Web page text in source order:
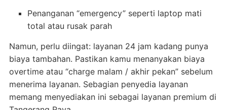
Penanganan “emergency” seperti laptop mati
total atau rusak parah
Namun, perlu diingat: layanan 24 jam kadang punya
biaya tambahan. Pastikan kamu menanyakan biaya
overtime atau “charge malam / akhir pekan” sebelum
menerima layanan. Sebagian penyedia layanan
memang menyediakan ini sebagai layanan premium di